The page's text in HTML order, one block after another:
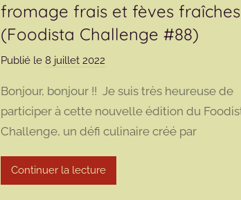
fromage frais et fèves fraîches
(Foodista Challenge #88)
Publié le 8 juillet 2022
r
m
a
m
o
Bonjour, bonjour !! Je suis très heureuse de
participer à cette nouvelle édition du
Challenge, un défi culinaire créé par
Continuer la lecture